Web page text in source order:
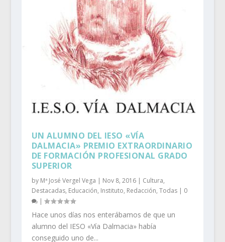
UN ALUMNO DEL IESO «VÍA
DALMACIA» PREMIO EXTRAORDINARIO
DE FORMACIÓN PROFESIONAL GRADO
SUPERIOR
by Mª José Vergel Vega | Nov 8, 2016| Cultura,
Destacadas, Educación, Instituto, Redacción, Todas| 0
|
Hace unos días nos enterábamos de que un
alumno del IESO «Vía Dalmacia» había
conseguido uno de...